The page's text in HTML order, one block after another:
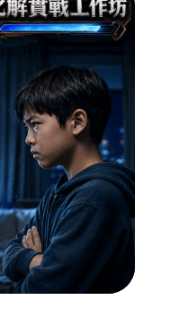
家長
會情境表達融合了
際互動結構的處境,
的關係尤其敏銳､警
期的奇思異想。
孩⼦能發展管理
春期孩⼦的認識標記
向循環對話運⽤
修正溝通中的隱性
入的溝通與討論，
緒壓力、身心調適
理解自我與彼此需
生命的到來，為家
量。
成為父母了嗎？
的必然，轉變為自
著更多準備與思
孕期間的各種挑
與伴侶關係。
係」與「社會文
自身對生育的想